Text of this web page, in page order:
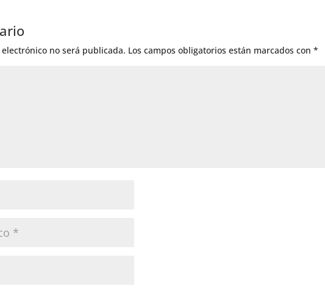
no será publicada. Los campos obligatorios están marcados con*